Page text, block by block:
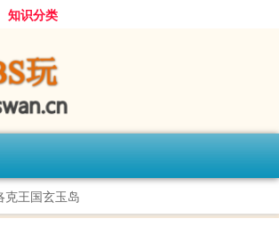
知识分类
克王国玄玉岛